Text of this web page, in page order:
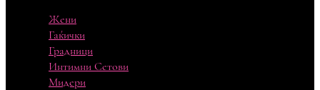
Жени
Гаќички
Градници
Интимни Сетови
Мидери